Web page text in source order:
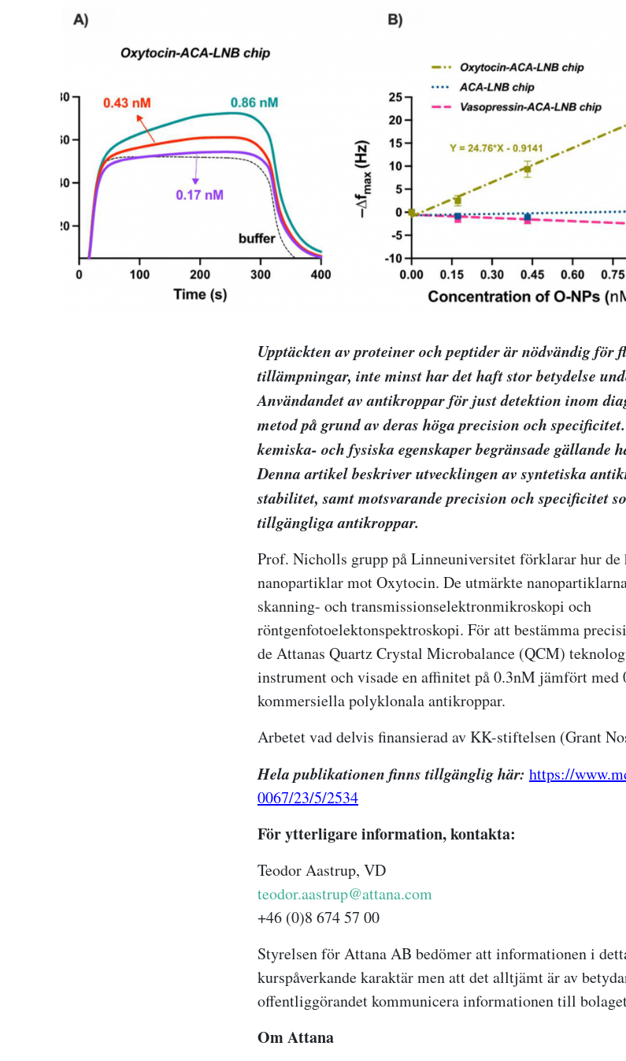
Upptäckten av proteiner och peptider är nödvändig för
tillämpningar, inte minst har det haft stor betydelse
Användandet av antikroppar för just detektion inom
metod på grund av deras höga precision och
kemiska- och fysiska egenskaper begränsade gällande
Denna artikel beskriver utvecklingen av syntetiska
stabilitet, samt motsvarande precision och specificitet
tillgängliga antikroppar.
Prof. Nicholls grupp på Linneuniversitet förklarar hur
nanopartiklar mot Oxytocin. De utmärkte
skanning- och transmissionselektronmikroskopi och
röntgenfotoelektonspektroskopi. För att bestämma
de Attanas Quartz Crystal Microbalance (QCM)
instrument och visade en affinitet på 0.3nM jämfört
kommersiella polyklonala antikroppar.
Arbetet vad delvis finansierad av KK-stiftelsen (Grant
Hela publikationen finns tillgänglig här: https://
0067/23/5/2534
För ytterligare information, kontakta:
Teodor Aastrup, VD
teodor.aastrup@attana.com
+46 (0)8 674 57 00
Styrelsen förAttana AB bedömer att informationen i
kurspåverkande karaktärmen att det alltjämt ärav
offentliggörandet kommunicera informationen till
Om Attana